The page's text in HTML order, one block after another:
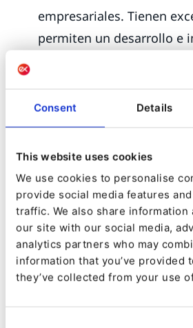
Consent Details
This website uses cookies
We use cookies to personalise
provide social media features
traffic. We also share information
our site with our social media,
analytics partners who may
information that you’ve provided
they’ve collected from your use
empresariales. Tienen
permiten un desarrollo e
rápidos, así como un
Ejemplos: productos y
nicho, como
por ejemplo para el
¿Acoplable o
acoplable ?
Entonces, ¿cuál es la ruta
de cara al cliente?